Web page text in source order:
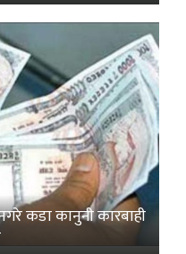
कडा कानुनी कारबाही